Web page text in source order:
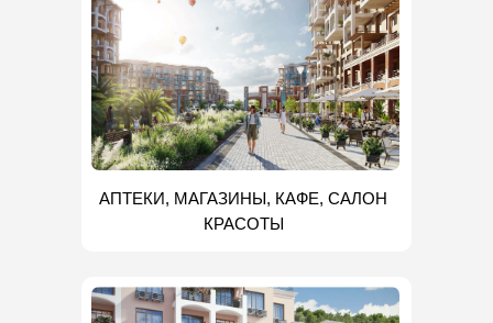
АПТЕКИ, МАГАЗИНЫ, КАФЕ, САЛОН
КРАСОТЫ